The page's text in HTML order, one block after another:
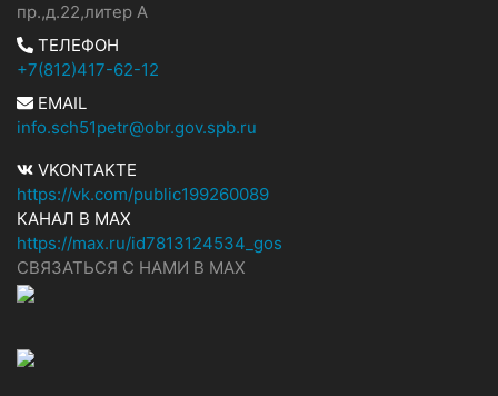
пр.,д.22,литер А
ТЕЛЕФОН
+7(812)417-62-12
EMAIL
info.sch51petr@obr.gov.spb.ru
VKONTAKTE
https://vk.com/public199260089
КАНАЛ В MAX
https://max.ru/id7813124534_gos
СВЯЗАТЬСЯ С НАМИ В МАХ